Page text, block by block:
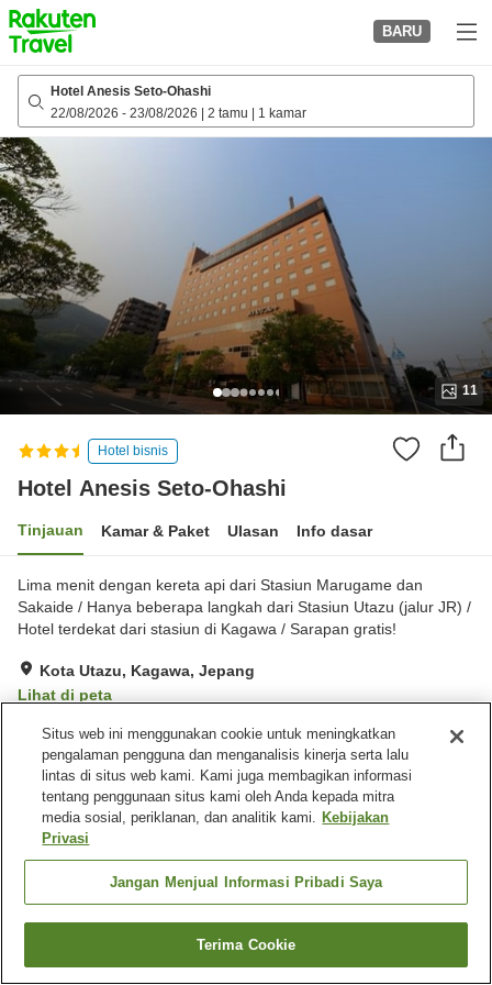
to
top
page
BARU
Hotel Anesis Seto-Ohashi
22/08/2026 - 23/08/2026 2 tamu 1 kamar
11
Hotel bisnis
Hotel Anesis Seto-Ohashi
Tinjauan Kamar & Paket Ulasan Info dasar
Lima menit dengan kereta api dari Stasiun Marugame dan
Sakaide / Hanya beberapa langkah dari Stasiun Utazu (jalur JR) /
Hotel terdekat dari stasiun di Kagawa / Sarapan gratis!
Kota Utazu, Kagawa, Jepang
Lihat di peta
Sangat baik Ulasan: 849
Fasilitas properti
Tempat parkir
Spa / Salon kecantikan
Restoran
Beranda Jepang Kagawa
Kota Utazu
Hotel Anesis Seto-Ohashi
Cari kamar
Situs web ini menggunakan cookie untuk meningkatkan
pengalaman pengguna dan menganalisis kinerja serta lalu
lintas di situs web kami. Kami juga membagikan informasi
tentang penggunaan situs kami oleh Anda kepada mitra
media sosial, periklanan, dan analitik kami. Kebijakan
Privasi
Jangan Menjual Informasi Pribadi Saya
Terima Cookie